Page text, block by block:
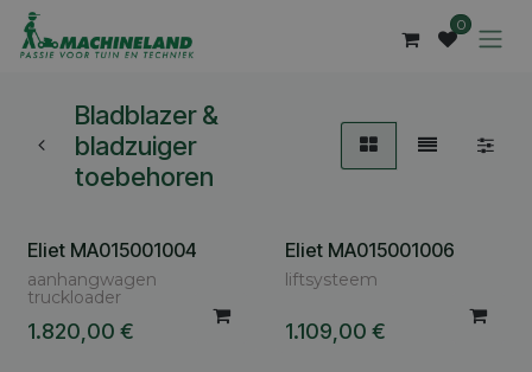
Overslaan naar inhoud
0
Bladblazer &
bladzuiger
toebehoren
Eliet MA015001004
aanhangwagen
truckloader
1.820,00 €
Eliet MA015001006
liftsysteem
1.109,00 €